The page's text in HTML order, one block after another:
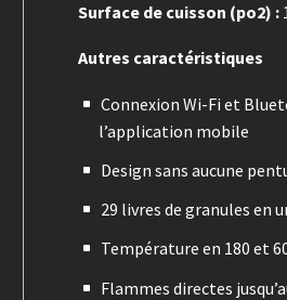
Surface de cuisson (po2) :
Autres caractéristiques
Connexion Wi-Fi et
l’application mobile
Design sans aucune
29 livres de granules en
Température en 180 et
Flammes directes